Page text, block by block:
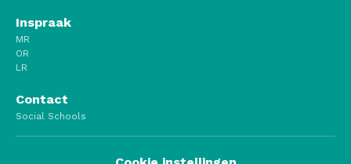
Inspraak
MR
OR
LR
Contact
Social Schools